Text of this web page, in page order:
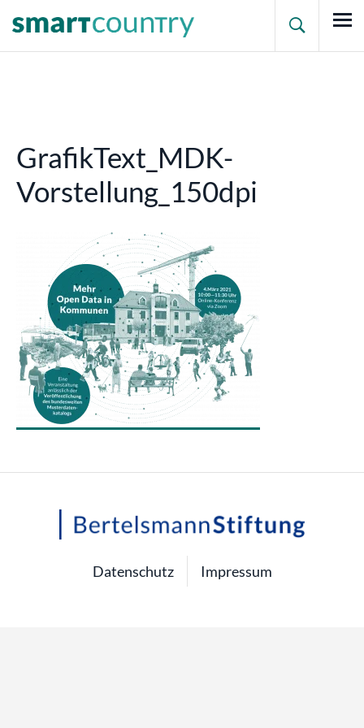

GrafikText_MDK-
Vorstellung_150dpi
Datenschutz Impressum